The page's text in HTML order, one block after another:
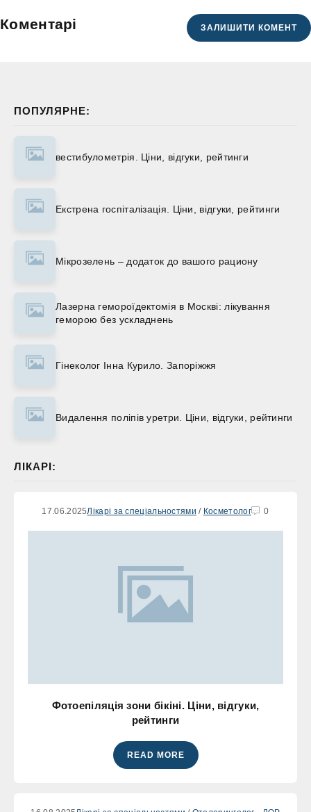
ПОПУЛЯРНЕ:
вестибулометрія. Ціни, відгуки, рейтинги
Екстрена госпіталізація. Ціни, відгуки, рейтинги
Мікрозелень – додаток до вашого рациону
Лазерна гемороїдектомія в Москві: лікування
геморою без ускладнень
Гінеколог Інна Курило. Запоріжжя
Видалення поліпів уретри. Ціни, відгуки, рейтинги
ЛІКАРІ:
17.06.2025Лікарі за спеціальностями / Косметолог 0
Фотоепіляція зони бікіні. Ціни, відгуки,
рейтинги
READ MORE
Коментарі ЗАЛИШИТИ КОМЕНТ